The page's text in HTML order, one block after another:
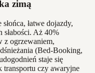
zimą
słońca, łatwe dojazdy,
słabości. Aż 40%
z ogrzewaniem,
(Bed-Booking,
staje się
transportu czy awaryjne